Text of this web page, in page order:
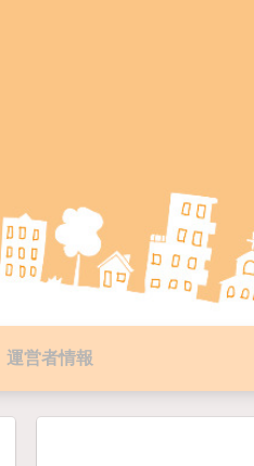
運営者情報